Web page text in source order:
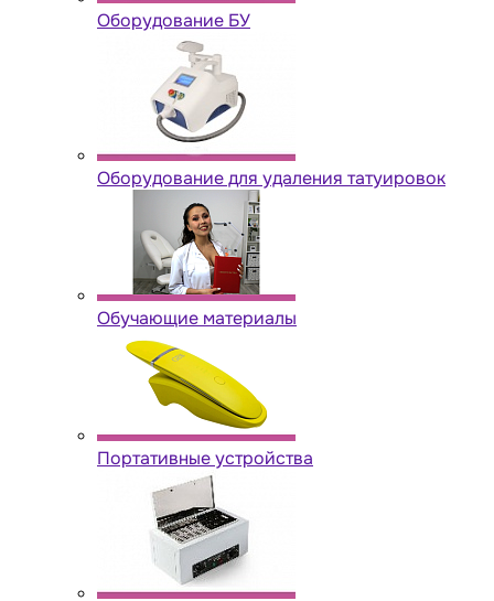
Оборудование БУ
Оборудование для удаления татуировок
Обучающие материалы
Портативные устройства